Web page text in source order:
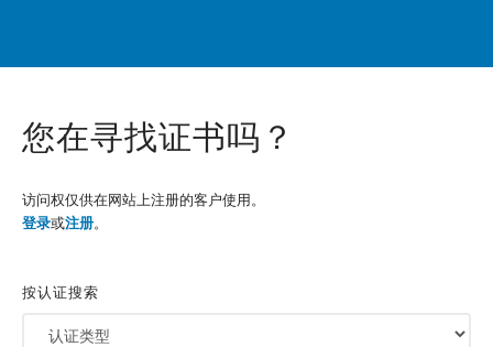
视频
新闻
搜索
您在寻找证书吗？
访问权仅供在网站上注册的客户使用。
登录或注册。
按认证搜索